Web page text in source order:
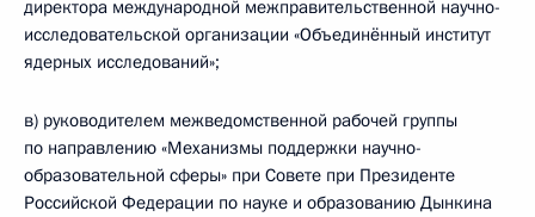
директора международной межправительственной научно-
исследовательской организации «Объединённый институт
ядерных исследований»;
в) руководителем межведомственной рабочей группы
по направлению «Механизмы поддержки научно-
образовательной сферы» при Совете при Президенте
Российской Федерации по науке и образованию Дынкина